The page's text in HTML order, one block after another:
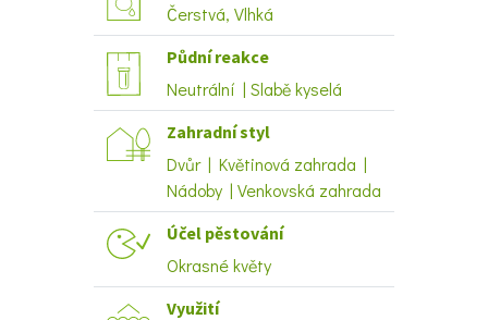
Naše krásná zahrada
Čerstvá, Vlhká
Půdní reakce
Neutrální | Slabě kyselá
Zahradní styl
Dvůr | Květinová zahrada |
Nádoby | Venkovská zahrada
Účel pěstování
Okrasné květy
Využití